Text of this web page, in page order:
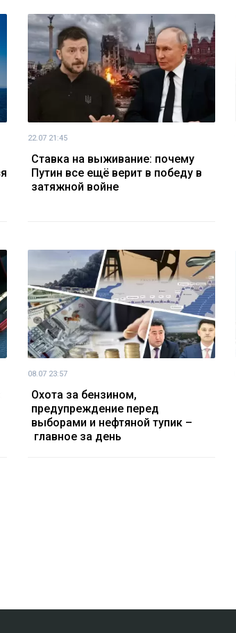
22.07 21:45
Ставка на выживание: почему
Путин все ещё верит в победу в
затяжной войне
08.07 23:57
Охота за бензином,
предупреждение перед
выборами и нефтяной тупик –
главное за день